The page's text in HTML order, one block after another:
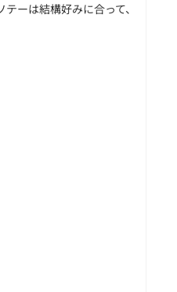
ーは結構好みに合って、